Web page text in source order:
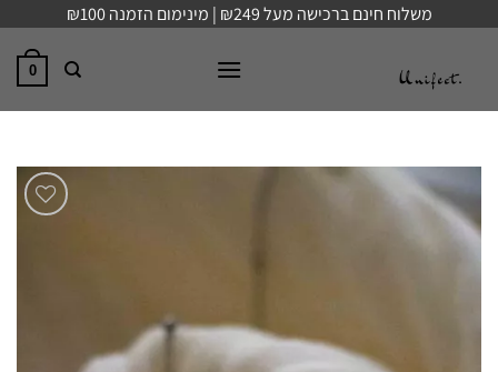
content
משלוח חינם ברכישה מעל ₪249 | מינימום הזמנה ₪100
0